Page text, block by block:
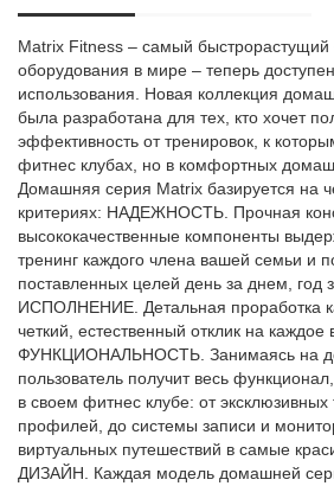
Matrix Fitness – самый быстрорастущий
оборудования в мире – теперь
использования. Новая коллекция
была разработана для тех, кто хочет
эффективность от тренировок, к
фитнес клубах, но в комфортных
Домашняя серия Matrix базируется на
критериях: НАДЕЖНОСТЬ. Прочная
высококачественные компоненты
тренинг каждого члена вашей семьи и
поставленных целей день за днем, год
ИСПОЛНЕНИЕ. Детальная проработка
четкий, естественный отклик на
ФУНКЦИОНАЛЬНОСТЬ. Занимаясь на
пользователь получит весь
в своем фитнес клубе: от
профилей, до системы записи и
виртуальных путешествий в самые
ДИЗАЙН. Каждая модель домашней